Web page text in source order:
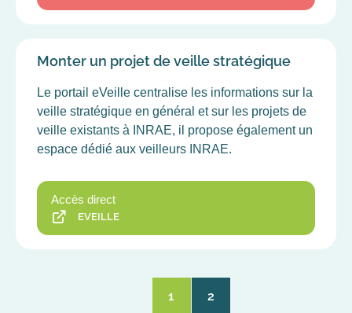
Monter un projet de veille stratégique
Le portail eVeille centralise les informations sur la
veille stratégique en général et sur les projets de
veille existants à INRAE, il propose également un
espace dédié aux veilleurs INRAE.
Accès direct
EVEILLE
Current
1
Page
2